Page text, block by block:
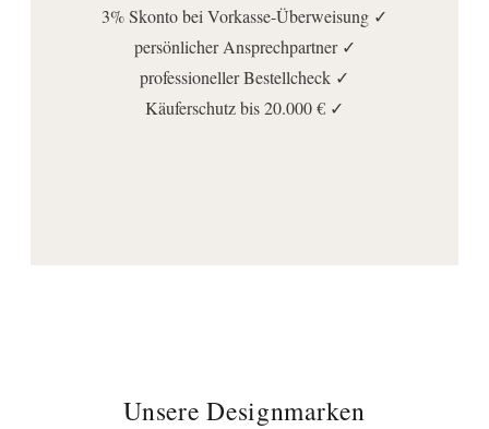
3% Skonto bei Vorkasse-Überweisung ✓
persönlicher Ansprechpartner ✓
professioneller Bestellcheck ✓
Käuferschutz bis 20.000 € ✓
Unsere Designmarken